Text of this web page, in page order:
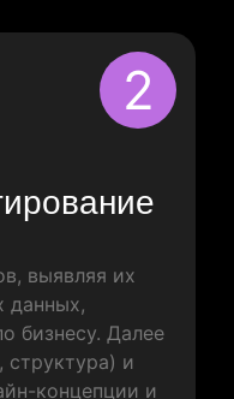
2
выявляя их
данных,
бизнесу. Далее
структура) и
концепции и